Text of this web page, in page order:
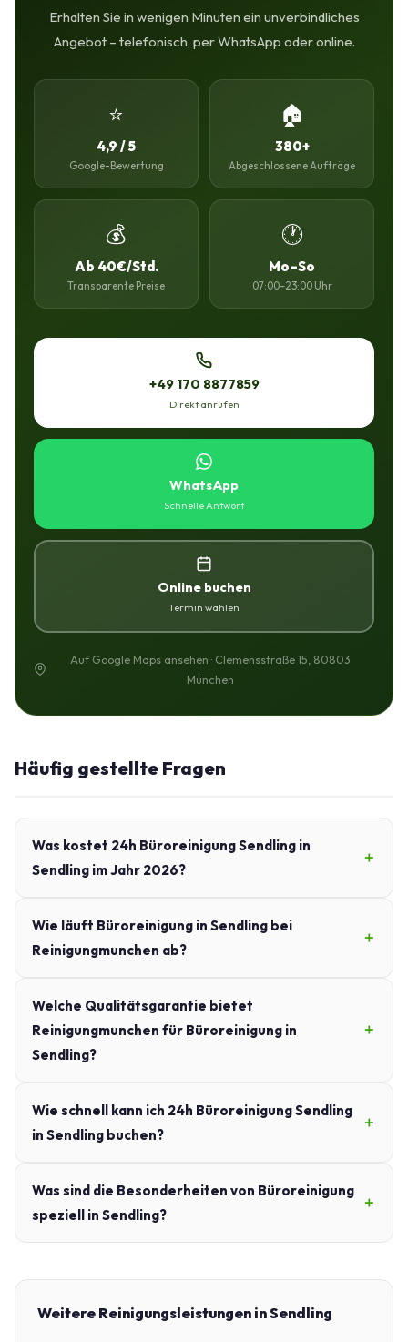
Erhalten Sie in wenigen Minuten ein unverbindliches
Angebot – telefonisch, per WhatsApp oder online.
⭐
4,9 / 5
Google-Bewertung
🏠
380+
Abgeschlossene Aufträge
💰
Ab 40€/Std.
Transparente Preise
🕐
Mo–So
07:00–23:00 Uhr
+49 170 8877859
Direkt anrufen
WhatsApp
Schnelle Antwort
Online buchen
Termin wählen
Auf Google Maps ansehen · Clemensstraße 15, 80803
München
Häufig gestellte Fragen
Was kostet 24h Büroreinigung Sendling in
Sendling im Jahr 2026?
Wie läuft Büroreinigung in Sendling bei
Reinigungmunchen ab?
Welche Qualitätsgarantie bietet
Reinigungmunchen für Büroreinigung in
Sendling?
Wie schnell kann ich 24h Büroreinigung Sendling
in Sendling buchen?
Was sind die Besonderheiten von Büroreinigung
speziell in Sendling?
Weitere Reinigungsleistungen in Sendling